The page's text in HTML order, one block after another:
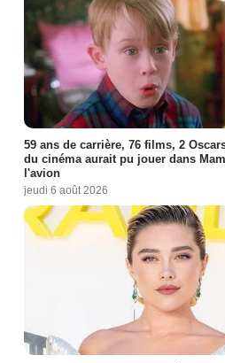
59 ans de carrière, 76 films, 2
du cinéma aurait pu jouer dans
l'avion
jeudi 6 août 2026